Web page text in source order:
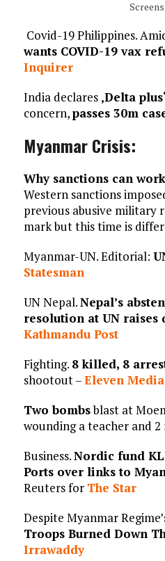
Covid-19 Philippines.
wants COVID-19 vax
Inquirer
India declares ‚Delta plus‘
concern,passes 30m
Myanmar Crisis:
Why sanctions can
Western sanctions
previous abusive military
mark but this time is
Myanmar-UN. Editorial:
Statesman
UN Nepal.Nepal’s
resolution at UN raises
Kathmandu Post
Fighting. 8 killed, 8
shootout –Eleven Media
Two bombsblast at
wounding a teacher and 2
Business.Nordic fund
Ports over links to
Reuters for The Star
Despite Myanmar
Troops Burned Down
Irrawaddy